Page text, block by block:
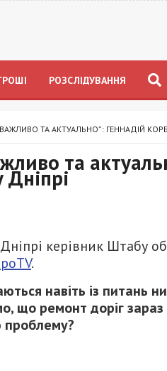
РОЗСЛІДУВАННЯ
ТА АКТУАЛЬНО”: ГЕННАДІЙ
та
керівник Штабу
.
навіть із питань
що ремонт доріг
проблему?